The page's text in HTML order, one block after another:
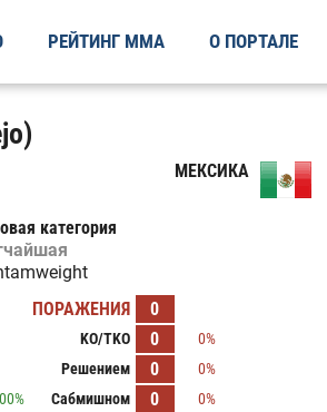
РЕЙТИНГ ММА О ПОРТАЛЕ
МЕКСИКА
категория
ПОРАЖЕНИЯ 0
KO/TKO 0
0%
Решением
0
0%
Сабмишном
0
0%